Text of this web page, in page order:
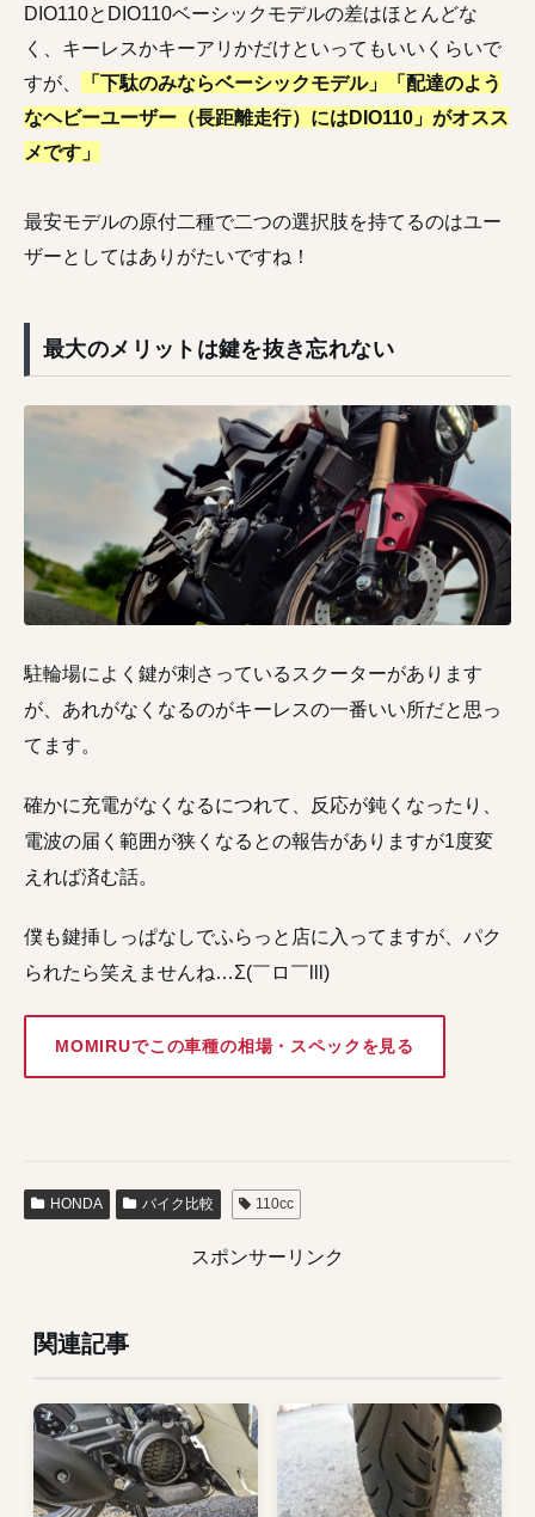
DIO110とDIO110ベーシックモデルの差はほとんどな
く、キーレスかキーアリかだけといってもいいくらいで
すが、
「下駄のみならベーシックモデル」「配達のよう
なヘビーユーザー（長距離走行）にはDIO110」がオスス
メです」
最安モデルの原付二種で二つの選択肢を持てるのはユー
ザーとしてはありがたいですね！
最大のメリットは鍵を抜き忘れない
駐輪場によく鍵が刺さっているスクーターがあります
が、あれがなくなるのがキーレスの一番いい所だと思っ
てます。
確かに充電がなくなるにつれて、反応が鈍くなったり、
電波の届く範囲が狭くなるとの報告がありますが1度変
えれば済む話。
僕も鍵挿しっぱなしでふらっと店に入ってますが、パク
られたら笑えませんね…Σ(￣ロ￣lll)
MOMIRUでこの車種の相場・スペックを見る
HONDA バイク比較 110cc
スポンサーリンク
関連記事